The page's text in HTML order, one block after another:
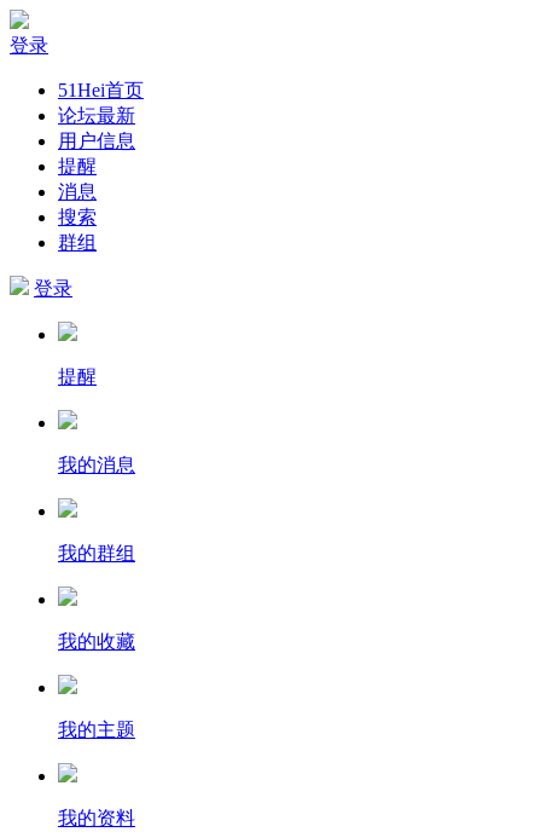
登录
51Hei首页
论坛最新
用户信息
提醒
消息
搜索
群组
登录
提醒
我的消息
我的群组
我的收藏
我的主题
我的资料